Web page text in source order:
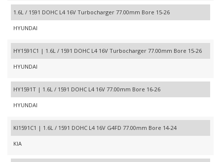
1.6L / 1591 DOHC L4 16V Turbocharger 77.00mm Bore 15-26
HYUNDAI
HY1591C1 | 1.6L / 1591 DOHC L4 16V Turbocharger 77.00mm Bore 15-26
HYUNDAI
HY1591T | 1.6L / 1591 DOHC L4 16V 77.00mm Bore 16-26
HYUNDAI
KI1591C1 | 1.6L / 1591 DOHC L4 16V G4FD 77.00mm Bore 14-24
KIA